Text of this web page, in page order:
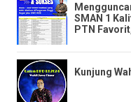
SMAN 1
PTN
Kunjung